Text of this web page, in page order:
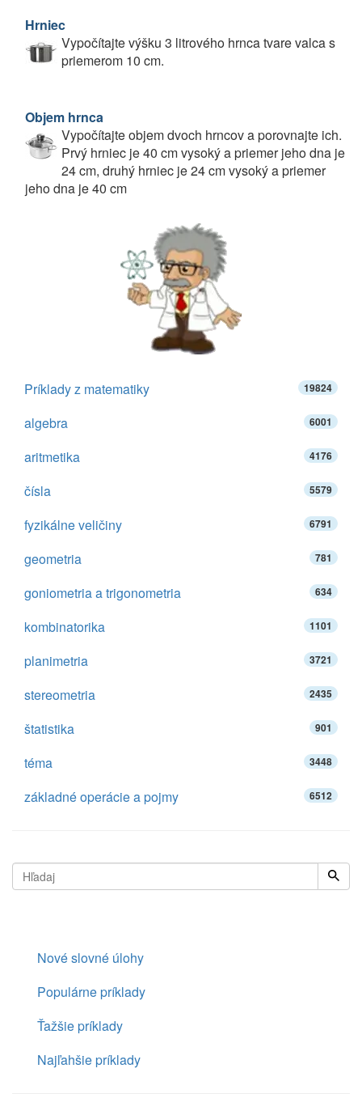
Hrniec
Vypočítajte výšku 3 litrového hrnca tvare valca s
priemerom 10 cm.
Objem hrnca
Vypočítajte objem dvoch hrncov a porovnajte ich.
Prvý hrniec je 40 cm vysoký a priemer jeho dna je
24 cm, druhý hrniec je 24 cm vysoký a priemer
jeho dna je 40 cm
Príklady z matematiky 19824
algebra 6001
aritmetika 4176
čísla 5579
fyzikálne veličiny 6791
geometria 781
goniometria a trigonometria 634
kombinatorika 1101
planimetria 3721
stereometria 2435
štatistika 901
téma 3448
základné operácie a pojmy 6512
Nové slovné úlohy
Populárne príklady
Ťažšie príklady
Najľahšie príklady